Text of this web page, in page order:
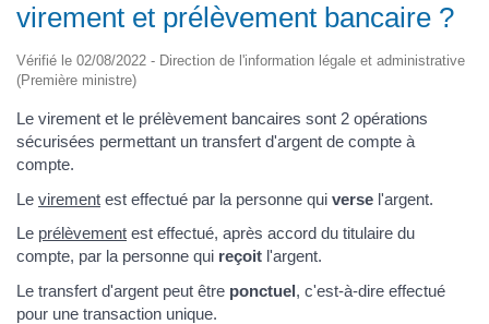
virement et prélèvement bancaire ?
Vérifié le 02/08/2022 - Direction de l'information légale et administrative
(Première ministre)
Le virement et le prélèvement bancaires sont 2 opérations
sécurisées permettant un transfert d'argent de compte à
compte.
Le virement est effectué par la personne qui verse l'argent.
Le prélèvement est effectué, après accord du titulaire du
compte, par la personne qui reçoit l'argent.
Le transfert d'argent peut être ponctuel, c'est-à-dire effectué
pour une transaction unique.